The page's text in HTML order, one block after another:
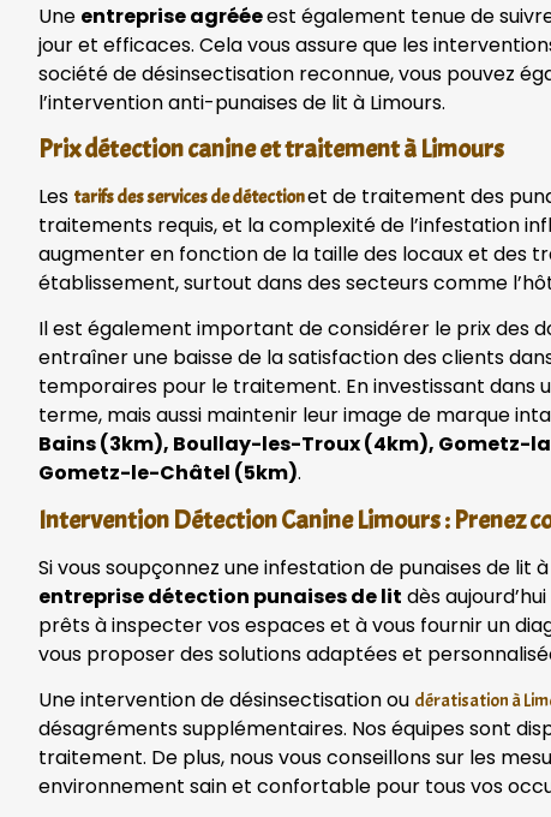
Une entreprise agrééeest également tenue de
jour et efficaces. Cela vous assure que les
société de désinsectisation reconnue, vous pouvez
l’intervention anti-punaises de lit à Limours.
Prix détection canine et traitement à Limours
Les tarifs des services de détectionet de traitement des
traitements requis, et la complexité de l’infestation
augmenter en fonction de la taille des locaux et des
établissement, surtout dans des secteurs comme
Il est également important de considérer le prix des
entraîner une baisse de la satisfaction des clients
temporaires pour le traitement. En investissant
terme, mais aussi maintenir leur image de marque
Bains (3km), Boullay-les-Troux (4km), Gometz-
Gometz-le-Châtel (5km).
Intervention Détection Canine Limours : Prenez
Si vous soupçonnez une infestation de punaises de
entreprise détection punaises de lit dès
prêts à inspecter vos espaces et à vous fournir un
vous proposer des solutions adaptées et
Une intervention de désinsectisation ou dératisation à
désagréments supplémentaires. Nos équipes sont
traitement. De plus, nous vous conseillons sur les
environnement sain et confortable pour tous vos